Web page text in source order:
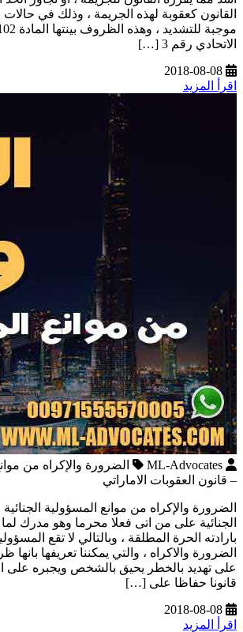
القانون كعقوبة لهذه الجريمة ، وذلك في
الاتحادي رقم 3 […]
2018-08-08
اقرأ المزيد
ML-Advocates
الضرورة والإكراه من
– قانون العقوبات الاماراتي
الضرورة والإكراه من موانع المسؤولية
الجنائية على من اتى فعلا محرما وهو مدرك
بارادته الحرة المطلقة ، وبالتالي لا تقع
الضرورة والاكراه ، والتي يمكننا تعريفها
على تهديد بالخطر يحيق بالشخص ويجبره على
قانونا حفاظا على […]
2018-08-08
اقرأ المزيد